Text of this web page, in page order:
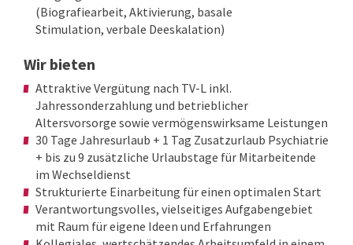
(Biografiearbeit, Aktivierung, basale
Stimulation, verbale Deeskalation)
Wir bieten
Attraktive Vergütung nach TV-L inkl.
Jahressonderzahlung und betrieblicher
Altersvorsorge sowie vermögenswirksame Leistungen
30 Tage Jahresurlaub + 1 Tag Zusatzurlaub Psychiatrie
+ bis zu 9 zusätzliche Urlaubstage für Mitarbeitende
im Wechseldienst
Strukturierte Einarbeitung für einen optimalen Start
Verantwortungsvolles, vielseitiges Aufgabengebiet
mit Raum für eigene Ideen und Erfahrungen